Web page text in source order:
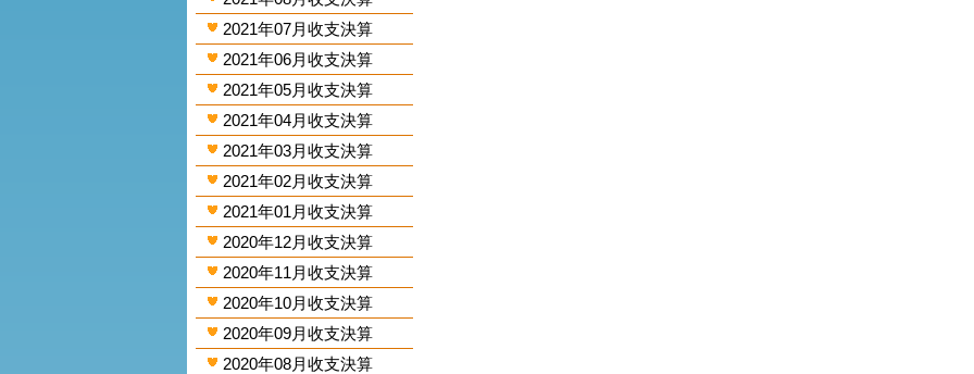
2021年07月收支決算
2021年06月收支決算
2021年05月收支決算
2021年04月收支決算
2021年03月收支決算
2021年02月收支決算
2021年01月收支決算
2020年12月收支決算
2020年11月收支決算
2020年10月收支決算
2020年09月收支決算
2020年08月收支決算